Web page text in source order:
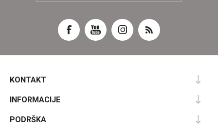
KONTAKT
INFORMACIJE
PODRŠKA